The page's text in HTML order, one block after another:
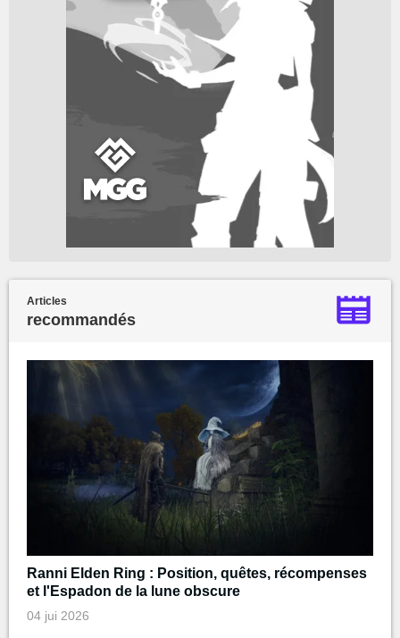
Articles
recommandés
Ranni Elden Ring : Position, quêtes, récompenses
et l'Espadon de la lune obscure
04 jui 2026